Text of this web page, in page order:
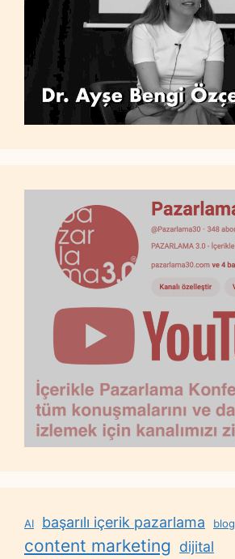
AI başarılı içerik pazarlama blog
content marketing dijital